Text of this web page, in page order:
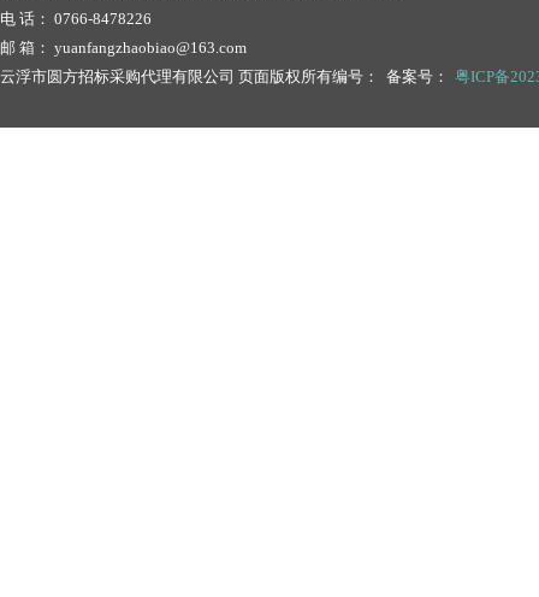
电 话： 0766-8478226
邮 箱： yuanfangzhaobiao@163.com
云浮市圆方招标采购代理有限公司 页面版权所有编号： 备案号：
粤ICP备